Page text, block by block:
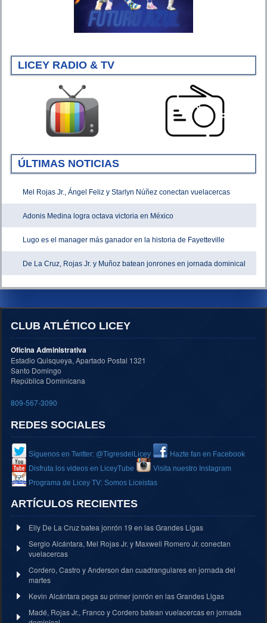
LICEY RADIO & TV
ÚLTIMAS NOTICIAS
Mel Rojas Jr., Ángel Feliz y Starlyn Núñez conectan vuelacercas
Adonis Medina logra octava victoria en México
Lugo es el manager más ganador en la historia de Fayetteville
De La Cruz, Rojas Jr. y Muñoz batean jonrones en jornada dominical
CLUB ATLÉTICO LICEY
Oficina Administrativa
Estadio Quisqueya, Apartado Postal 1321
Santo Domingo
República Dominicana
809-567-3090
REDES SOCIALES
Síguenos en Twitter: @TigresdelLicey
Hazte fan en Facebook
Disfruta los videos en LiceyTube
Visita nuestro Instagram
Programa de Licey TV: Somos Liceistas
ARTÍCULOS RECIENTES
Elly De La Cruz batea jonrón 19 en las Grandes Ligas
Sergio Alcántara, Mel Rojas Jr. y Maxwell Romero Jr. conectan
vuelacercas
Cordero, Castro y Anderson dan cuadrangulares en jornada del
martes
Kevin Alcántara pega su primer jonrón en las Grandes Ligas
Madé, Rojas Jr., Franco y Cordero batean vuelacercas en jornada